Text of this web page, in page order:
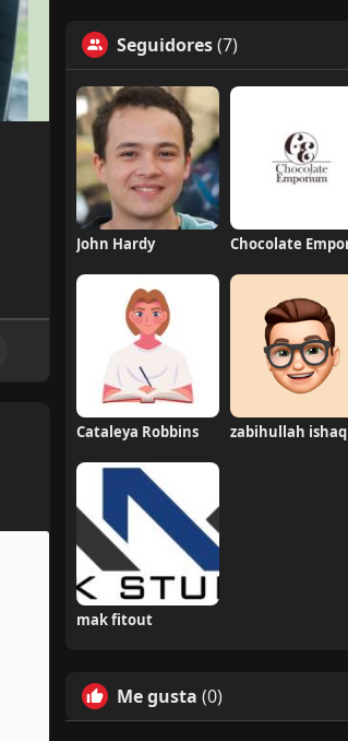
Seguidores(7)
John Hardy
Cataleya Robbins zabihullah ishaq
mak fitout
Me gusta (0)